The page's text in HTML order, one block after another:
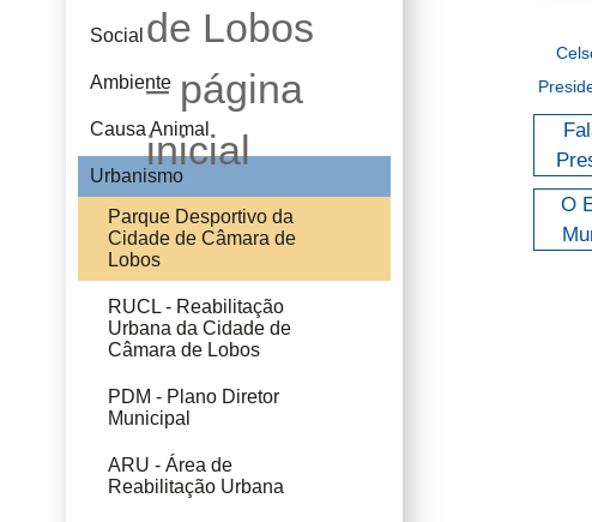
O
Social
Ambiente
Causa Animal
Urbanismo
Parque Desportivo da
Cidade de Câmara de
Lobos
RUCL - Reabilitação
Urbana da Cidade de
Câmara de Lobos
PDM - Plano Diretor
Municipal
ARU - Área de
Reabilitação Urbana